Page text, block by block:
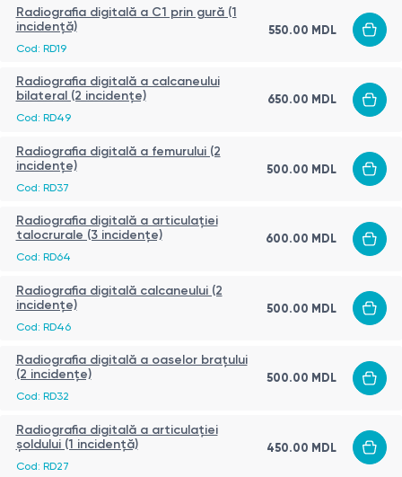
Radiografia digitală a C1 prin gură (1
incidență)
Cod: RD19
550.00 MDL
Radiografia digitală a calcaneului
bilateral (2 incidențe)
Cod: RD49
650.00 MDL
Radiografia digitală a femurului (2
incidențe)
Cod: RD37
500.00 MDL
Radiografia digitală a articulației
talocrurale (3 incidențe)
Cod: RD64
600.00 MDL
Radiografia digitală calcaneului (2
incidențe)
Cod: RD46
500.00 MDL
Radiografia digitală a oaselor brațului
(2 incidențe)
Cod: RD32
500.00 MDL
Radiografia digitală a articulației
șoldului (1 incidență)
Cod: RD27
450.00 MDL